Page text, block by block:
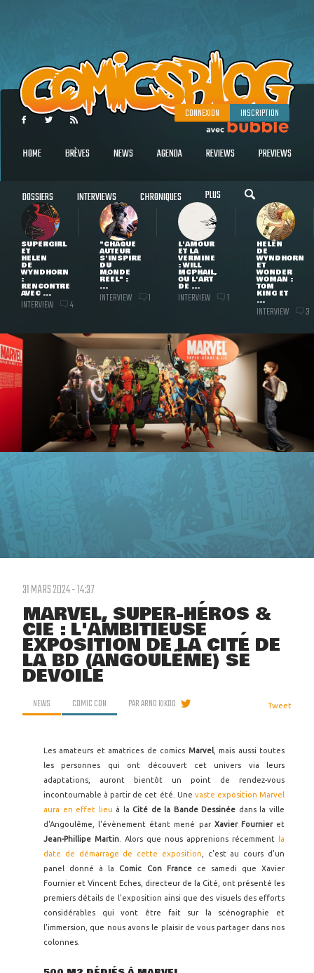
CONNEXION INSCRIPTION
HOME BRÈVES NEWS AGENDA REVIEWS PREVIEWS
DOSSIERS INTERVIEWS CHRONIQUES PLUS
SUPERGIRL
ET
HELEN
DE
WYNDHORN
:
RENCONTRE
AVEC ...
INTERVIEW 4
"CHAQUE
AUTEUR
S'INSPIRE
DU
MONDE
RÉEL" :
...
INTERVIEW 1
L'AMOUR
ET LA
VERMINE
: WILL
MCPHAIL,
OU L'ART
DE ...
INTERVIEW 1
HELEN
DE
WYNDHORN
ET
WONDER
WOMAN :
TOM
KING ET
...
INTERVIEW 3
31 MARS 2024 - 14:37
MARVEL, SUPER-HÉROS &
CIE : L'AMBITIEUSE
EXPOSITION DE LA CITÉ DE
LA BD (ANGOULÊME) SE
DÉVOILE
NEWS COMIC CON PARARNO KIKOO Tweet
Les amateurs et amatrices de comics Marvel, mais aussi toutes
les personnes qui ont découvert cet univers via leurs
adaptations, auront bientôt un point de rendez-vous
incontournable à partir de cet été. Une vaste exposition Marvel
aura en effet lieu à la Cité de la Bande Dessinée dans la ville
d'Angoulême, l'évènement étant mené par Xavier Fournier et
Jean-Phillipe Martin . Alors que nous apprenions récemment la
date de démarrage de cette exposition , c'est au cours d'un
panel donné à la Comic Con France
ce samedi que Xavier
Fournier et Vincent Eches, directeur de la Cité, ont présenté les
premiers détails de l'exposition ainsi que des visuels des efforts
considérables qui vont être fait sur la scénographie et
l'immersion, que nous avons le plaisir de vous partager dans nos
colonnes.